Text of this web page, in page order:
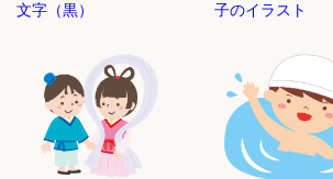
文字（黒）
子のイラスト